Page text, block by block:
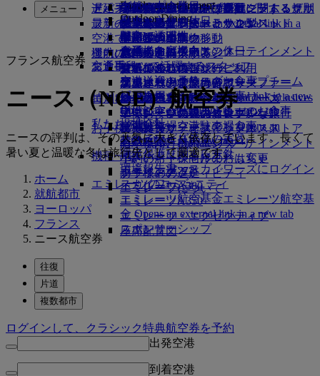
ミート＆グリートの手配ミート＆グリ
ートの手配 Opens an external link in a
new tab
ドバイ・コネクト
交通手段
空港送迎の予約
レンタカー予約
提携航空会社
空港駐車場空港駐車場 Opens an
external link in a new tab
チェックイン・オプション
フライト状況
ドバイ国際空港
エミレーツ・ターミナル3
ターミナル間の移動
空港送迎の予約
シャトルバス・サービス
遅延手荷物または破損手荷物
iceの最新コンテンツ
ice TV Live
機内Wi-Fi
お子様向け機内エンターテインメント
お食事
ファーストクラスのお食事
ビジネスクラスのお食事
プレミアム・エコノミーのお食事
エコノミークラスのお食事
お飲み物
機種一覧
ボーイング777
エミレーツA380
エミレーツA350
エミレーツ・エグゼクティブ
座席配置図
ファーストクラス・ラウンジ
ビジネスクラス・ラウンジ
世界各地のラウンジ
パートナーラウンジ
有料でのラウンジのご利用
マルハバ・ラウンジ
エミレーツでショッピング
エミレーツ免税品コレクション
エミレーツ・オフィシャル・ストア
子供および幼児向け運賃に関する規則
チャイルドシートとかご型ベッド
空港で
機内にて
お子様連れのご旅行
幼児連れのご旅行
幼児の手荷物許容量
子供および幼児のお食事
お子様の楽しみ
お子様向け機内エンターテインメント
小さいお子様向けのおもちゃ
お子様のアクティビティ
グループ企業
安全
財務の透明性
責任あるビジネス
エミレーツで活躍するスタッフ
エミレーツのリーダーシップチーム
採用採用 Opens an external link in a new
tab
私たちの地球
サステナビリティの実践
環境保護に関する方針
環境報告書
エミレーツのコミュニティ
エミレーツ航空基金エミレーツ航空基
金 Opens an external link in a new tab
スポンサーシップ
ディスカバー・ドバイ
最新の目的地
ヘルシンキ
杭州
ダナン
深圳
シェムリアップ
Family entertainment
Outdoor Dining
自然の中の休日
歴史と文化の休日
都市での滞在
食通のお客様向けの休日
マイ・ファミリー・プログラム
マイルのご利用
マイルの申請
マイルを購入する
マイルのご獲得
スカイワーズ・スカイサーファー
Skywards ExclusivesSkywards Exclusives
Opens an external link in a new tab
提携会社
スカイワーズ鉄道
マイルカリキュレータ
エミレーツ・スカイワーズにログイン
スカイワーズ+
プログラム内容
よくある質問
手荷物の紛失または盗難に関するサポ
ート
ドバイ・コネクト
運航の変更
最近の渡航情報
フライトの状況の確認
特別なお手伝い
エミレーツのアクセシブルな旅行
特別支援サービスとリクエスト
その他のエミレーツ商品
特別支援サービスとリクエスト
手荷物と遺失物
旅行の準備
空港で
エミレーツ・スカイワーズ
エミレーツ・ビジネスリワーズ
エミレーツの機内体験
ツールとリソース
モバイルとEmiratesアプリ
予約のキャンセルまたは変更
フライトの遅延
エミレーツについて
メニュー
フランス航空券
ニース（NCE）航空券
ニースの評判は、その天気に大きく依存しています。長くて
暑い夏と温暖な冬は旅行先として最適です。
ホーム
就航都市
ヨーロッパ
フランス
ニース航空券
往復
片道
複数都市
ログインして、クラシック特典航空券を予約
出発空港
到着空港